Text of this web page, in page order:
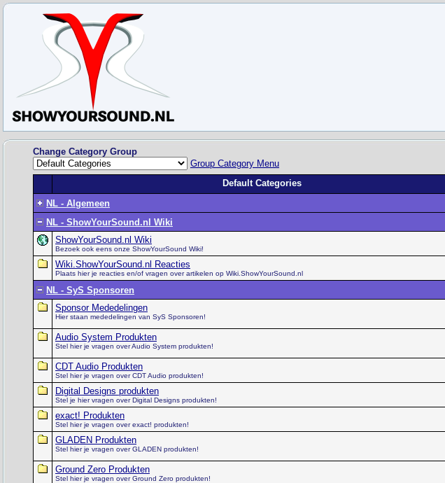
Change Category Group
Group Category Menu
Default Categories
NL - Algemeen
NL - ShowYourSound.nl Wiki
ShowYourSound.nl Wiki
Bezoek ook eens onze ShowYourSound Wiki!
Wiki.ShowYourSound.nl Reacties
Plaats hier je reacties en/of vragen over artikelen op Wiki.ShowYourSound.nl
NL - SyS Sponsoren
Sponsor Mededelingen
Hier staan mededelingen van SyS Sponsoren!
Audio System Produkten
Stel hier je vragen over Audio System produkten!
CDT Audio Produkten
Stel hier je vragen over CDT Audio produkten!
Digital Designs produkten
Stel je hier vragen over Digital Designs produkten!
exact! Produkten
Stel hier je vragen over exact! produkten!
GLADEN Produkten
Stel hier je vragen over GLADEN produkten!
Ground Zero Produkten
Stel hier je vragen over Ground Zero produkten!